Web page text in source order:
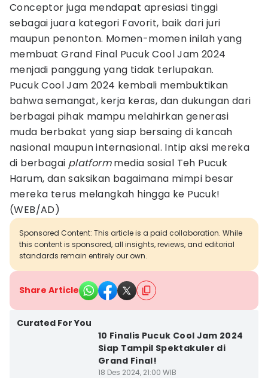
Conceptor juga mendapat apresiasi tinggi
sebagai juara kategori Favorit, baik dari juri
maupun penonton. Momen-momen inilah yang
membuat Grand Final Pucuk Cool Jam 2024
menjadi panggung yang tidak terlupakan.
Pucuk Cool Jam 2024 kembali membuktikan
bahwa semangat, kerja keras, dan dukungan dari
berbagai pihak mampu melahirkan generasi
muda berbakat yang siap bersaing di kancah
nasional maupun internasional. Intip aksi mereka
di berbagai platformmedia sosial Teh Pucuk
Harum, dan saksikan bagaimana mimpi besar
mereka terus melangkah hingga ke Pucuk!
(WEB/AD)
Sponsored Content: This article is a paid collaboration. While
this content is sponsored, all insights, reviews, and editorial
standards remain entirely our own.
Share Article
Curated For You
10 Finalis Pucuk Cool Jam 2024
Siap Tampil Spektakuler di
Grand Final!
18 Des 2024, 21:00 WIB